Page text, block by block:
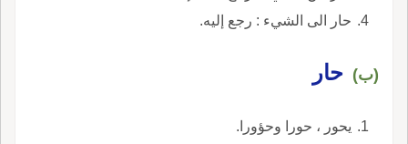
حار الى الشيء : رجع إليه.
(ب) حار
يحور ، حورا وحؤورا.